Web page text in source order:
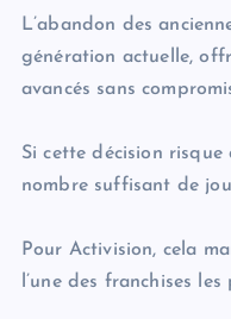
L’abandon des
génération actuelle,
avancés sans
Si cette décision
nombre suffisant de
Pour Activision, cela
l’une des franchises